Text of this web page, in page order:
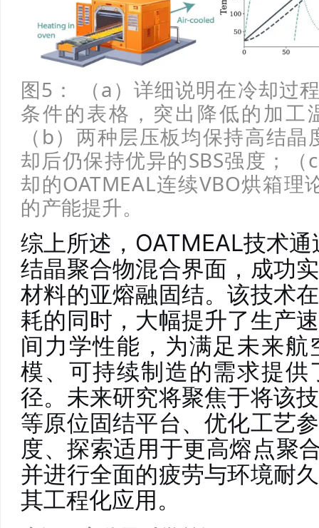
图5： （a）详细说明在冷却过
条件的表格，突出降低的加工
（b）两种层压板均保持高结
却后仍保持优异的SBS强度；
却的OATMEAL连续VBO烘箱
的产能提升。
综上所述，OATMEAL技术
结晶聚合物混合界面，成功
材料的亚熔融固结。该技术
耗的同时，大幅提升了生产
间力学性能，为满足未来
模、可持续制造的需求提
径。未来研究将聚焦于将该
等原位固结平台、优化工艺
度、探索适用于更高熔点聚
并进行全面的疲劳与环境耐
其工程化应用。